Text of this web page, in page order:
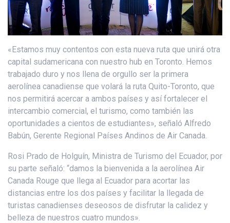
«Estamos muy contentos con esta nueva ruta que unirá otra
capital sudamericana con nuestro hub en Toronto. Hemos
trabajado duro y nos llena de orgullo ser la primera
aerolínea canadiense que volará la ruta Quito-Toronto, que
nos permitirá acercar a ambos países y así fortalecer el
intercambio comercial, el turismo, como también las
oportunidades a cientos de estudiantes», señaló Alfredo
Babún, Gerente Regional Países Andinos de Air Canada.
Rosi Prado de Holguín, Ministra de Turismo del Ecuador, por
su parte señaló: “damos la bienvenida a la aerolínea Air
Canada Rouge que llega al Ecuador para acortar las
distancias entre los dos países y facilitar la llegada de
turistas canadienses deseosos de disfrutar la calidez y
belleza de nuestros cuatro mundos».